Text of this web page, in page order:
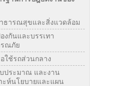
ธารณสุขและสิ่งแวดล้อม
งกันและบรรเทา
รณภัย
ใช้รถส่วนกลาง
ประมาณ และงาน
ะห์นโยบายและแผน